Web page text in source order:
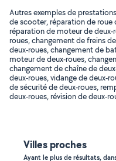
Autres exemples de
de scooter, réparation de
réparation de moteur de
roues, changement de freins
deux-roues, changement de
moteur de deux-roues,
changement de chaîne de
deux-roues, vidange de deux-
de sécurité de deux-roues,
deux-roues, révision de deux-
Villes proches
Ayant le plus de résultats,